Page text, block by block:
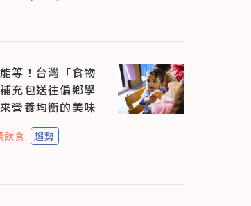
等！台灣「食物
充包送往偏鄉學
營養均衡的美味
飲食
趨勢